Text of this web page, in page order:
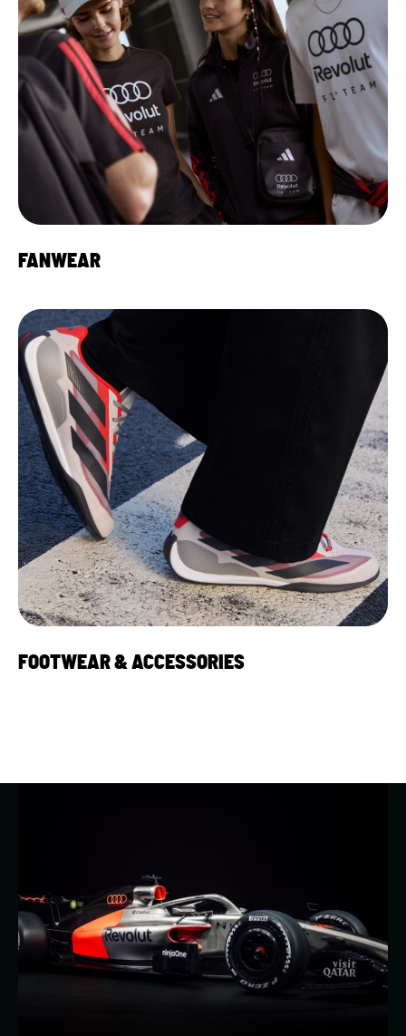
FANWEAR
FOOTWEAR & ACCESSORIES